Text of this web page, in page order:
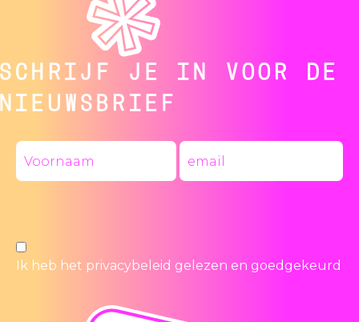
SCHRIJF JE IN VOOR DE
NIEUWSBRIEF
Ik heb het privacybeleid gelezen en goedgekeurd